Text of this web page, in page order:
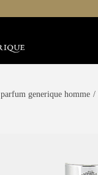
parfum generique homme /